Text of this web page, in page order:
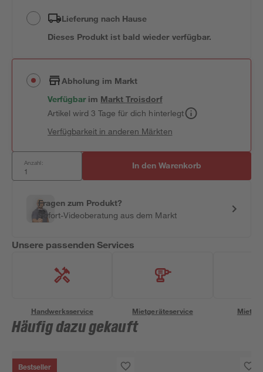
Lieferung nach Hause
Dieses Produkt ist bald wieder verfügbar.
Abholung im Markt
Verfügbar im MarktTroisdorf
Artikel wird 3 Tage für dich hinterlegt
Verfügbarkeit in anderen Märkten
Anzahl: In den Warenkorb
Fragen zum Produkt?
Sofort-Videoberatung aus dem Markt
Unsere passenden Services
Handwerksservice Mietgeräteservice
Häufig dazu gekauft
Bestseller